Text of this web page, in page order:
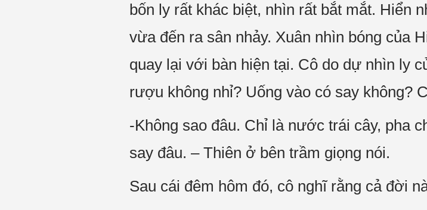
bốn ly rất khác biệt, nhìn rất bắt mắt. Hiển
vừa đến ra sân nhảy. Xuân nhìn bóng của
quay lại với bàn hiện tại. Cô do dự nhìn ly
rượu không nhỉ? Uống vào có say không?
-Không sao đâu. Chỉ là nước trái cây, pha
say đâu. – Thiên ở bên trầm giọng nói.
Sau cái đêm hôm đó, cô nghĩ rằng cả đời